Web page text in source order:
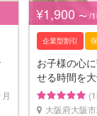
¥1,900 〜 /
企業型割引
お子様の心
せる時間を大
大阪府大阪